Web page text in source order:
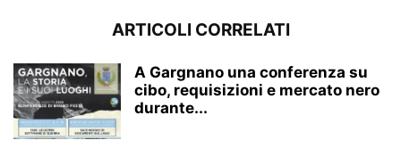
ARTICOLI CORRELATI
A Gargnano una conferenza su
cibo, requisizioni e mercato nero
durante...